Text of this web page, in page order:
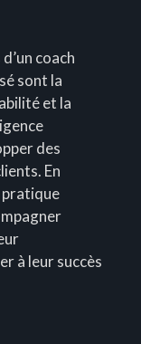
coach
sont la
et la
des
En
pratique
à leur succès